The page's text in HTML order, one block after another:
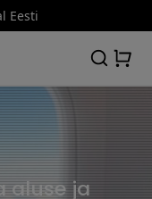
Eesti
aluse ja